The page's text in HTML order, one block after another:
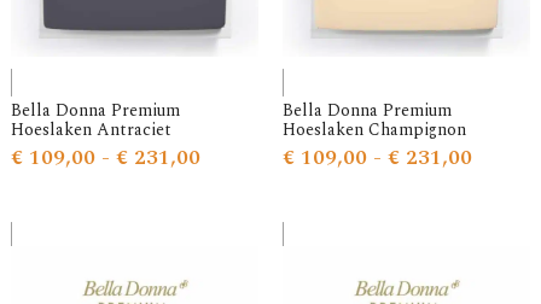
Bella Donna Premium
Hoeslaken Antraciet
€109,00 - €231,00
Bella Donna Premium
Hoeslaken Champignon
€ 109,00 - € 231,00